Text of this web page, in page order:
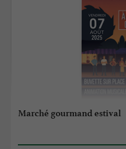
Marché gourmand estival